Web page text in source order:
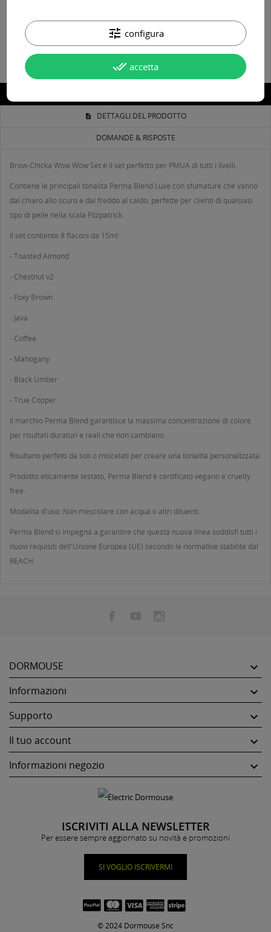
DETTAGLI DEL PRODOTTO
DOMANDE & RISPOSTE
Brow-Chicka Wow Wow Set è il set perfetto per PMUA di tutti i livelli.
Contiene le principali tonalità Perma Blend Luxe con sfumature che vanno
dal chiaro allo scuro e dal freddo al caldo, perfette per clienti di qualsiasi
tipo di pelle nella scala Fitzpatrick.
Il set contiente 8 flaconi da 15ml:
- Toasted Almond
- Chestnut v2
- Foxy Brown
- Java
- Coffee
- Mahogany
- Black Umber
- True Copper
Il marchio Perma Blend garantisce la massima concentrazione di colore
per risultati duraturi e reali che non cambiano.
Risultano perfetti da soli o miscelati per creare una tonalità personalizzata.
Prodotto eticamente testato, Perma Blend è certificato vegano e cruelty
free.
Modalità d'uso: Non mescolare con acqua o altri diluenti.
Perma Blend si impegna a garantire che questa nuova linea soddisfi tutti i
nuovi requisiti dell'Unione Europea (UE) secondo le normative stabilite dal
REACH.
DORMOUSE 
Informazioni 
Supporto 
Il tuo account 
Informazioni negozio 
ISCRIVITI ALLA NEWSLETTER
Per essere sempre aggiornato su novità e promozioni
SI VOGLIO ISCRIVERMI
© 2024 Dormouse Snc
tune configura
done_all accetta